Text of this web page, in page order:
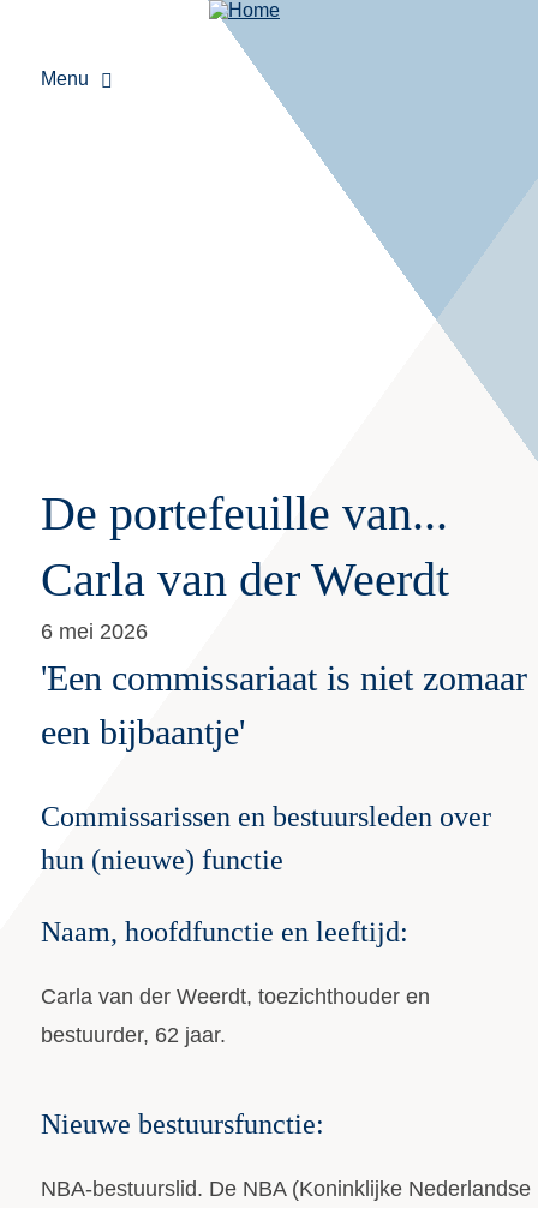
inhoud
Menu
De portefeuille van...
Carla van der Weerdt
6 mei 2026
'Een commissariaat is niet zomaar
een bijbaantje'
Commissarissen en bestuursleden over
hun (nieuwe) functie
Naam, hoofdfunctie en leeftijd:
Carla van der Weerdt, toezichthouder en
bestuurder, 62 jaar.
Nieuwe bestuursfunctie:
NBA-bestuurslid. De NBA (Koninklijke Nederlandse